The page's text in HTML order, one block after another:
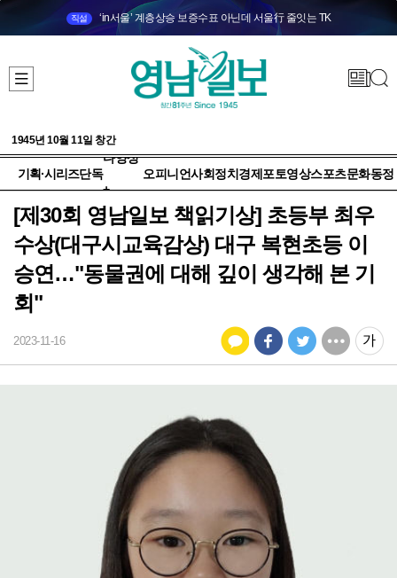
직설 ‘in서울’ 계층상승 보증수표 아닌데 서울行 줄잇는 TK
1945년 10월 11일 창간
기획·시리즈단독
다양성
+
오피니언사회정치 경제 포토영상스포츠문화동정
[제30회 영남일보 책읽기상] 초등부 최우
수상(대구시교육감상) 대구 복현초등 이
승연…"동물권에 대해 깊이 생각해 본 기
회"
2023-11-16